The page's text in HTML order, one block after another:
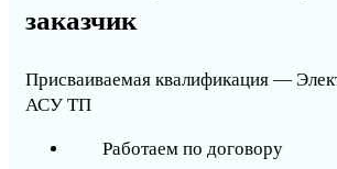
заказчик
Присваиваемая квалификация —
АСУ ТП
Работаем по договору